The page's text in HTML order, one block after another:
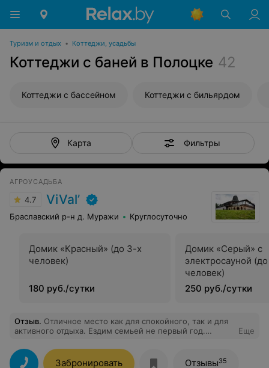
Туризм и отдых • Коттеджи, усадьбы
Коттеджи с баней в Полоцке 42
Коттеджи с бассейном Коттеджи с бильярдом
Карта Фильтры
АГРОУСАДЬБА
4.7 ViVal’
Браславский р-н д. Муражи Круглосуточно
Домик «Красный» (до 3-х
человек)
180 руб./сутки
Домик «Серый» с
электросауной
человек)
250 руб./сутки
Отзыв. Отличное место как для спокойного, так и для
активного отдыха. Ездим семьей не первый год.
домики, сауна. Красота вокруг. От души рекомендуем
это прекрасное место.
Еще
Забронировать Отзывы35